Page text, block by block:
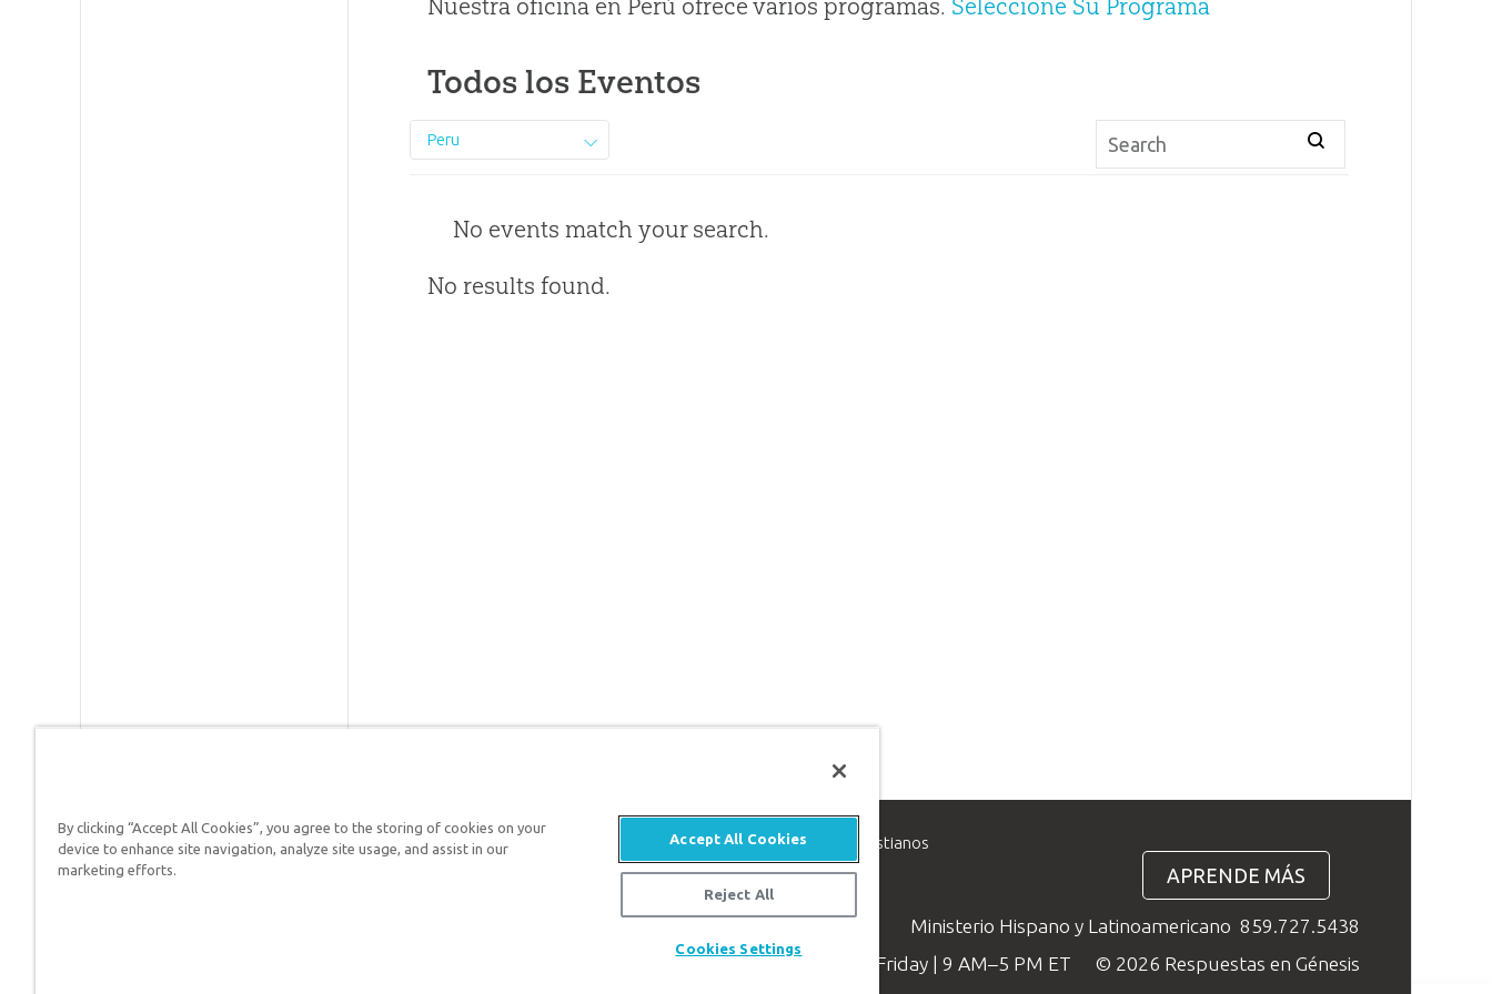
Nuestra oficina en Perú ofrece varios programas. Seleccione Su Programa
Todos los Eventos
Peru
No events match your search.
No results found.
Respuestas en Génesis es un ministerio de apologética, dedicado a ayudar a los cristianos
defender su fe y proclamar el evangelio de Jesucristo.
APRENDE MÁS
Ministerio Hispano y Latinoamericano 859.727.5438
Available Monday–Friday | 9 AM–5 PM ET
© 2026 Respuestas en Génesis
By clicking “Accept All Cookies”, you agree to the storing of cookies on your
device to enhance site navigation, analyze site usage, and assist in our
marketing efforts.
Accept All Cookies
Reject All
Cookies Settings